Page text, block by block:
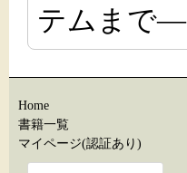
テムまで―
Home
書籍一覧
マイページ(認証あり)